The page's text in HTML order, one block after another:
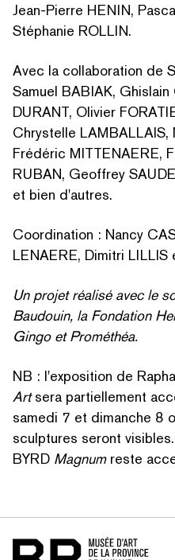
Jean-Pierre HENIN,
Stéphanie ROLLIN.
Avec la col­lab­o­ra­tion de
Samuel BABIAK,
DURANT, Olivier
Chrystelle LAMBALLAIS,
Frédéric MITTENAERE,
RUBAN, Geoffrey
et bien d'autres.
Coor­di­na­tion : Nancy
LENAERE, Dimitri LILLIS
Un projet réalisé avec le
Baudouin, la Fondation
Gingo et Prométhéa.
NB : l'exposition de
Artsera par­tielle­ment
samedi 7 et dimanche 8
sculptures seront
BYRD Magnumreste
Accueil